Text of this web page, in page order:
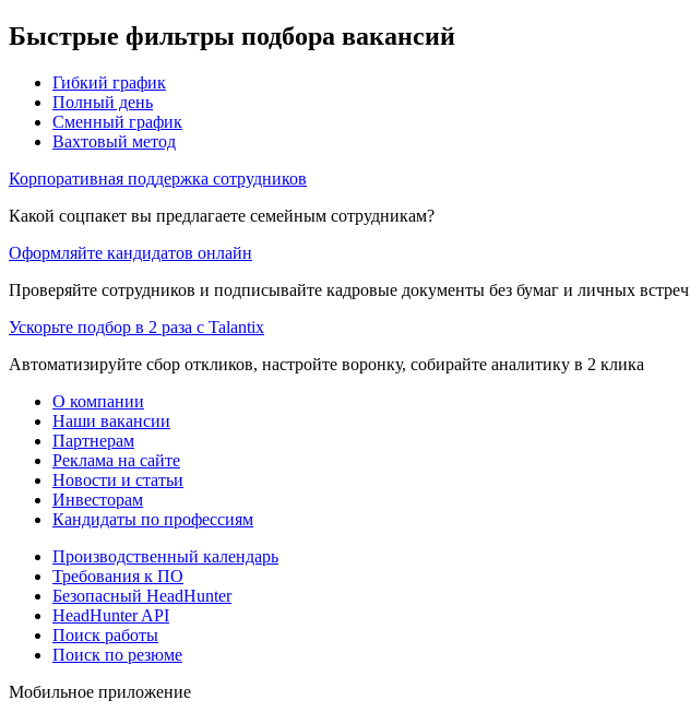
Быстрые фильтры подбора вакансий
Гибкий график
Полный день
Сменный график
Вахтовый метод
Корпоративная поддержка сотрудников
Какой соцпакет вы предлагаете семейным сотрудникам?
Оформляйте кандидатов онлайн
Проверяйте сотрудников и подписывайте кадровые документы без бумаг и личных встреч
Ускорьте подбор в 2 раза с Talantix
Автоматизируйте сбор откликов, настройте воронку, собирайте аналитику в 2 клика
О компании
Наши вакансии
Партнерам
Реклама на сайте
Новости и статьи
Инвесторам
Кандидаты по профессиям
Производственный календарь
Требования к ПО
Безопасный HeadHunter
HeadHunter API
Поиск работы
Поиск по резюме
Мобильное приложение